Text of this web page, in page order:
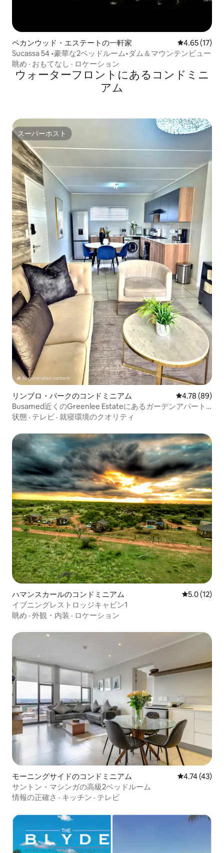
ペカンウッド・エステートの一軒家 レビュー17
4.65 (17)
Sucassa 54 •豪華な2ベッドルーム•ダム＆マウンテンビュー
眺め · おもてなし · ロケーション
ウォーターフロントにあるコンドミニ
アム
スーパーホスト
スーパーホスト
リンブロ・パークのコンドミニアム レビュー89
4.78 (89)
Busamed近くのGreenlee Estateにあるガーデンアパート
メント
状態 · テレビ · 就寝環境のクオリティ
ハマンスカールのコンドミニアム レビュー12
5.0 (12)
イブニングレストロッジキャビン1
眺め · 外観・内装 · ロケーション
モーニングサイドのコンドミニアム レビュー43
4.74 (43)
サントン・マシンガの高級2ベッドルーム
情報の正確さ · キッチン · テレビ